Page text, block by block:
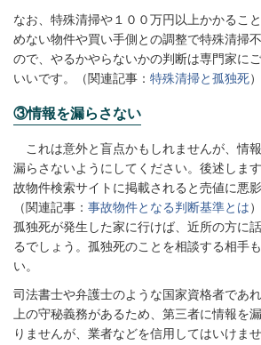
なお、特殊清掃や１００万円以上かかるこ
めない物件や買い手側との調整で特殊清掃
ので、やるかやらないかの判断は専門家に
いいです。（関連記事： 特殊清掃と孤独死）
③情報を漏らさない
これは意外と盲点かもしれませんが、情
漏らさないようにしてください。後述しま
故物件検索サイトに掲載されると売値に悪
（関連記事： 事故物件となる判断基準とは）
孤独死が発生した家に行けば、近所の方に
るでしょう。孤独死のことを相談する相手
い。
司法書士や弁護士のような国家資格者であ
上の守秘義務があるため、第三者に情報を
りませんが、業者などを信用してはいけませ